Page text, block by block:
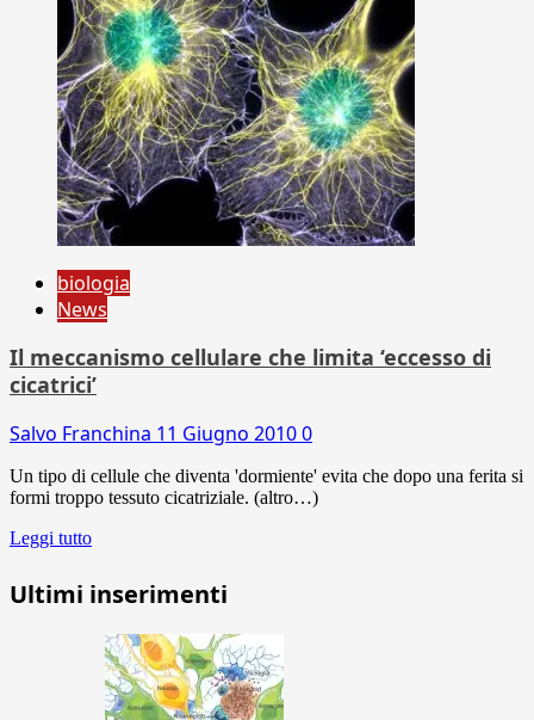
biologia
News
Il meccanismo cellulare che limita ‘eccesso di
cicatrici’
Salvo Franchina 11 Giugno 20100
Un tipo di cellule che diventa 'dormiente' evita che dopo una ferita si
formi troppo tessuto cicatriziale. (altro…)
Leggi tutto
Ultimi inserimenti